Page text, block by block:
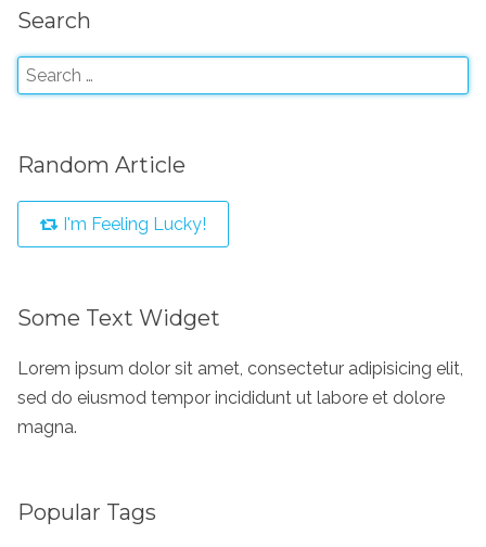
Search
Random Article
I'm Feeling Lucky!
Some Text Widget
Lorem ipsum dolor sit amet, consectetur adipisicing elit,
sed do eiusmod tempor incididunt ut labore et dolore
magna.
Popular Tags